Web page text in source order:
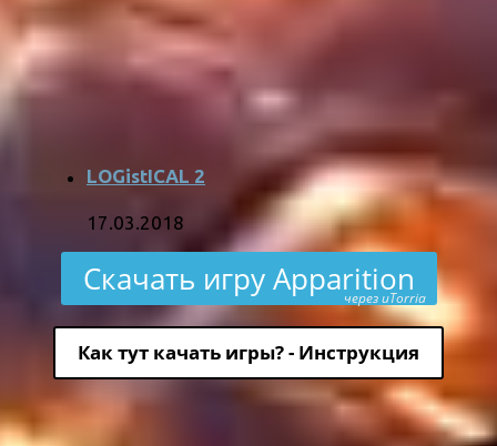
LOGistICAL 2
17.03.2018
Скачать игру Apparition
через uTorria
Как тут качать игры? - Инструкция